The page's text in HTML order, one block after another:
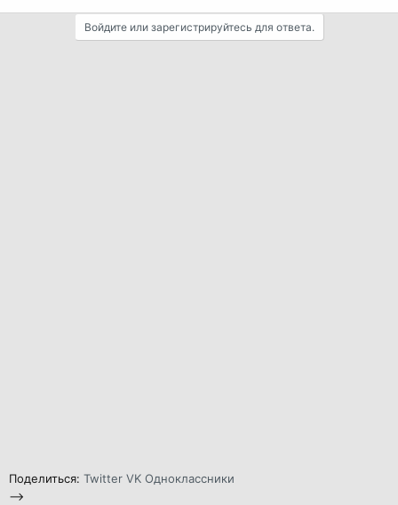
Войдите или зарегистрируйтесь для ответа.
Поделиться: Twitter VK Одноклассники
-->